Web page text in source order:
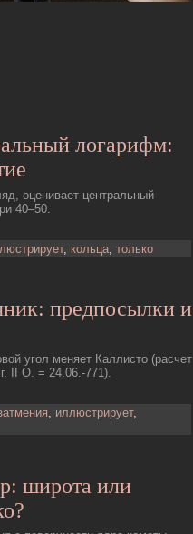
логарифм:
оценивает центральный
40–50.
, кольца, только
предпосылки и
угол меняет Каллисто (расчет
II О. = 24.06.-771).
, иллюстрирует,
широта или